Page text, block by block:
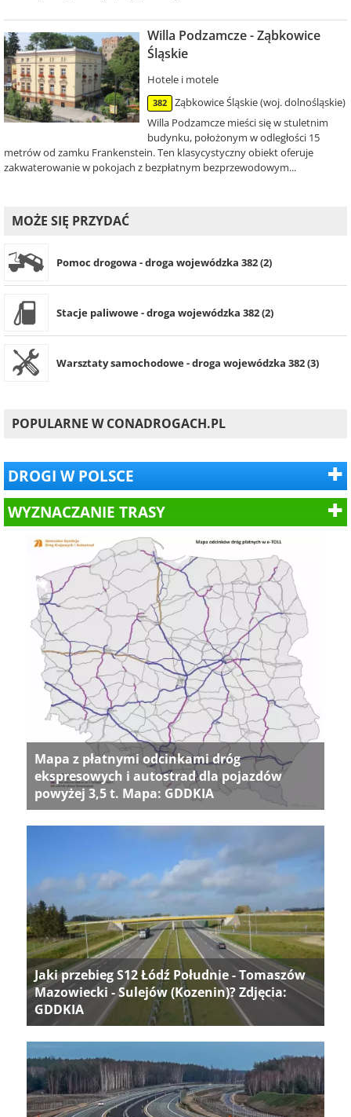
Willa Podzamcze - Ząbkowice
Śląskie
Hotele i motele
382
Ząbkowice Śląskie (woj. dolnośląskie)
Willa Podzamcze mieści się w stuletnim
budynku, położonym w odległości 15
metrów od zamku Frankenstein. Ten klasycystyczny obiekt oferuje
zakwaterowanie w pokojach z bezpłatnym bezprzewodowym...
MOŻE SIĘ PRZYDAĆ
Pomoc drogowa - droga wojewódzka 382 (2)
Stacje paliwowe - droga wojewódzka 382 (2)
Warsztaty samochodowe - droga wojewódzka 382 (3)
POPULARNE W CONADROGACH.PL
DROGI W POLSCE
WYZNACZANIE TRASY
Mapa z płatnymi odcinkami dróg
ekspresowych i autostrad dla pojazdów
powyżej 3,5 t. Mapa: GDDKIA
Jaki przebieg S12 Łódź Południe - Tomaszów
Mazowiecki - Sulejów (Kozenin)? Zdjęcia:
GDDKIA